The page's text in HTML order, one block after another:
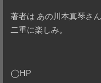
著者は あの川本真琴さ
二重に楽しみ。
◯HP